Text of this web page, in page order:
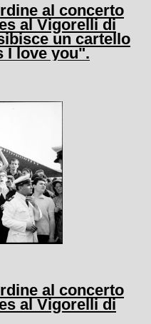
al concerto
al Vigorelli di
un cartello
I love you".
al concerto
al Vigorelli di